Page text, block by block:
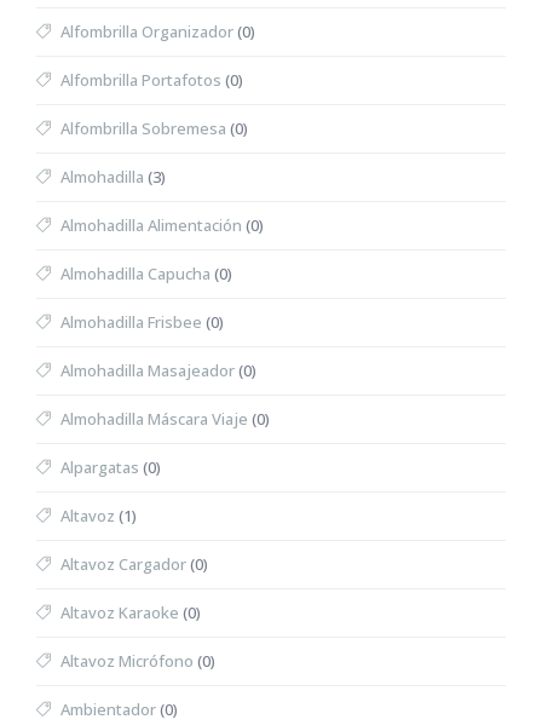
Alfombrilla Organizador(0)
Alfombrilla Portafotos (0)
Alfombrilla Sobremesa (0)
Almohadilla (3)
Almohadilla Alimentación (0)
Almohadilla Capucha (0)
Almohadilla Frisbee (0)
Almohadilla Masajeador(0)
Almohadilla Máscara Viaje (0)
Alpargatas (0)
Altavoz (1)
Altavoz Cargador(0)
Altavoz Karaoke (0)
Altavoz Micrófono (0)
Ambientador(0)